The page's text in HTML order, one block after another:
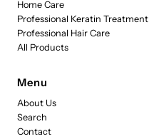
Home Care
Professional Keratin Treatment
Professional Hair Care
All Products
Menu
About Us
Search
Contact